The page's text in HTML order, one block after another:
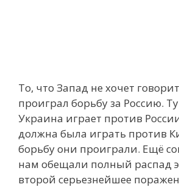
То, что Запад не хочет
проиграл борьбу за Россию.
Украина играет против
должна была играть против
борьбу они проиграли. Ещё
нам обещали полный распад
второй серьезнейшее